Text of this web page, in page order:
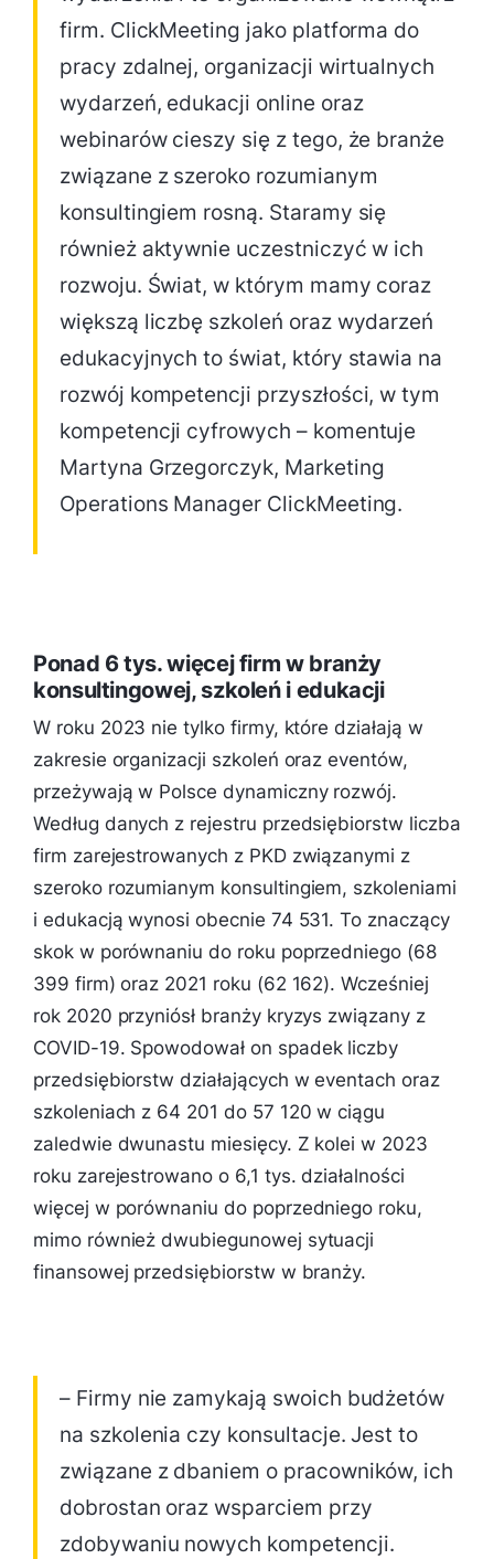
firm. ClickMeeting jako platforma do
pracy zdalnej, organizacji wirtualnych
wydarzeń, edukacji online oraz
webinarów cieszy się z tego, że branże
związane z szeroko rozumianym
konsultingiem rosną. Staramy się
również aktywnie uczestniczyć w ich
rozwoju. Świat, w którym mamy coraz
większą liczbę szkoleń oraz wydarzeń
edukacyjnych to świat, który stawia na
rozwój kompetencji przyszłości, w tym
kompetencji cyfrowych – komentuje
Martyna Grzegorczyk, Marketing
Operations Manager ClickMeeting.
Ponad 6 tys. więcej firm w branży
konsultingowej, szkoleń i edukacji
W roku 2023 nie tylko firmy, które działają w
zakresie organizacji szkoleń oraz eventów,
przeżywają w Polsce dynamiczny rozwój.
Według danych z rejestru przedsiębiorstw liczba
firm zarejestrowanych z PKD związanymi z
szeroko rozumianym konsultingiem, szkoleniami
i edukacją wynosi obecnie 74 531. To znaczący
skok w porównaniu do roku poprzedniego (68
399 firm) oraz 2021 roku (62 162). Wcześniej
rok 2020 przyniósł branży kryzys związany z
COVID-19. Spowodował on spadek liczby
przedsiębiorstw działających w eventach oraz
szkoleniach z 64 201 do 57 120 w ciągu
zaledwie dwunastu miesięcy. Z kolei w 2023
roku zarejestrowano o 6,1 tys. działalności
więcej w porównaniu do poprzedniego roku,
mimo również dwubiegunowej sytuacji
finansowej przedsiębiorstw w branży.
– Firmy nie zamykają swoich budżetów
na szkolenia czy konsultacje. Jest to
związane z dbaniem o pracowników, ich
dobrostan oraz wsparciem przy
zdobywaniu nowych kompetencji.